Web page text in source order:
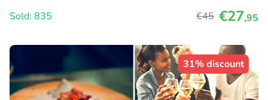
Sold: 835
€45 €27,95
31% discount